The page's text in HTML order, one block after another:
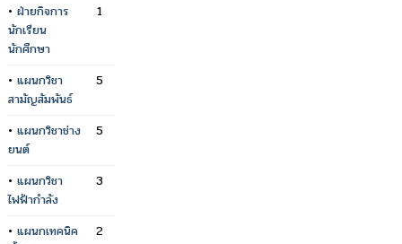
• ฝ่ายกิจการ
นักเรียน
นักศึกษา
1
• แผนกวิชา
สามัญสัมพันธ์
5
• แผนกวิชาช่าง
ยนต์
5
• แผนกวิชา
ไฟฟ้ากำลัง
3
• แผนกเทคนิค
2